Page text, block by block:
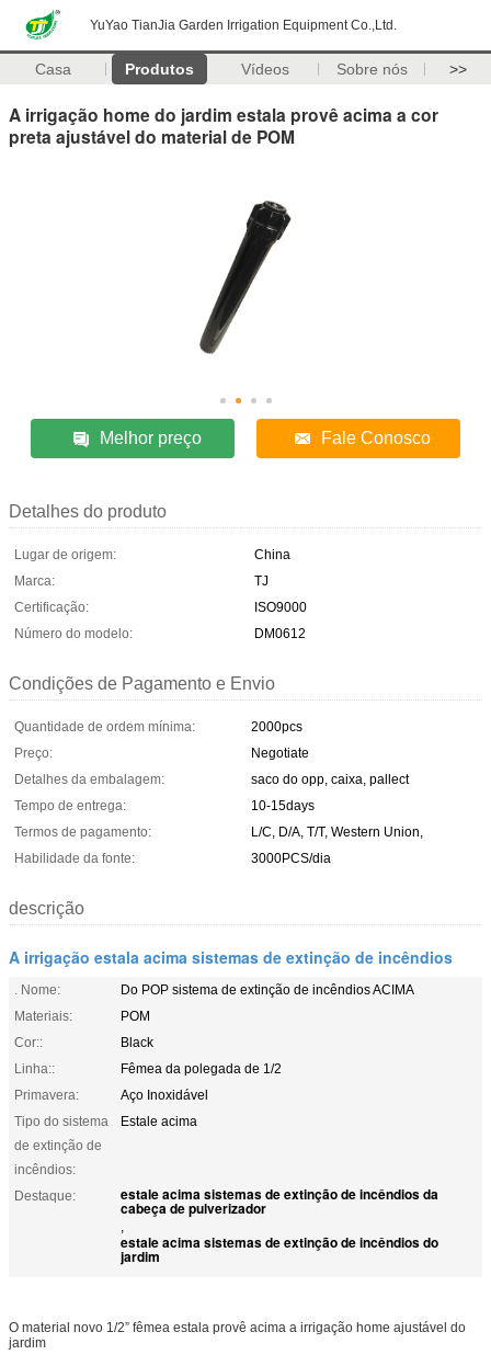
YuYao TianJia Garden Irrigation Equipment Co.,Ltd.
Casa Produtos Vídeos Sobre nós >>
A irrigação home do jardim estala provê acima a cor
preta ajustável do material de POM
Melhor preço Fale Conosco
Detalhes do produto
Lugar de origem:
China
Marca:
TJ
Certificação:
ISO9000
Número do modelo:
DM0612
Condições de Pagamento e Envio
Quantidade de ordem mínima:
2000pcs
Preço:
Negotiate
Detalhes da embalagem:
saco do opp, caixa, pallect
Tempo de entrega:
10-15days
Termos de pagamento:
L/C, D/A, T/T, Western Union,
Habilidade da fonte:
3000PCS/dia
descrição
A irrigação estala acima sistemas de extinção de incêndios
. Nome:
Do POP sistema de extinção de incêndios ACIMA
Materiais:
POM
Cor::
Black
Linha::
Fêmea da polegada de 1/2
Primavera:
Aço Inoxidável
Tipo do sistema
de extinção de
incêndios:
Estale acima
Destaque: estale acima sistemas de extinção de incêndios da
cabeça de pulverizador
,
estale acima sistemas de extinção de incêndios do
jardim
O material novo 1/2” fêmea estala provê acima a irrigação home ajustável do
jardim